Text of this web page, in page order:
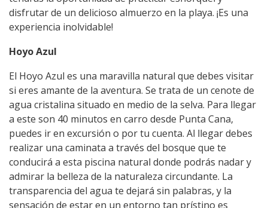
disfrutar de un delicioso almuerzo en la playa. ¡Es una
experiencia inolvidable!
Hoyo Azul
El Hoyo Azul es una maravilla natural que debes visitar
si eres amante de la aventura. Se trata de un cenote de
agua cristalina situado en medio de la selva. Para llegar
a este son 40 minutos en carro desde Punta Cana,
puedes ir en excursión o por tu cuenta. Al llegar debes
realizar una caminata a través del bosque que te
conducirá a esta piscina natural donde podrás nadar y
admirar la belleza de la naturaleza circundante. La
transparencia del agua te dejará sin palabras, y la
sensación de estar en un entorno tan prístino es